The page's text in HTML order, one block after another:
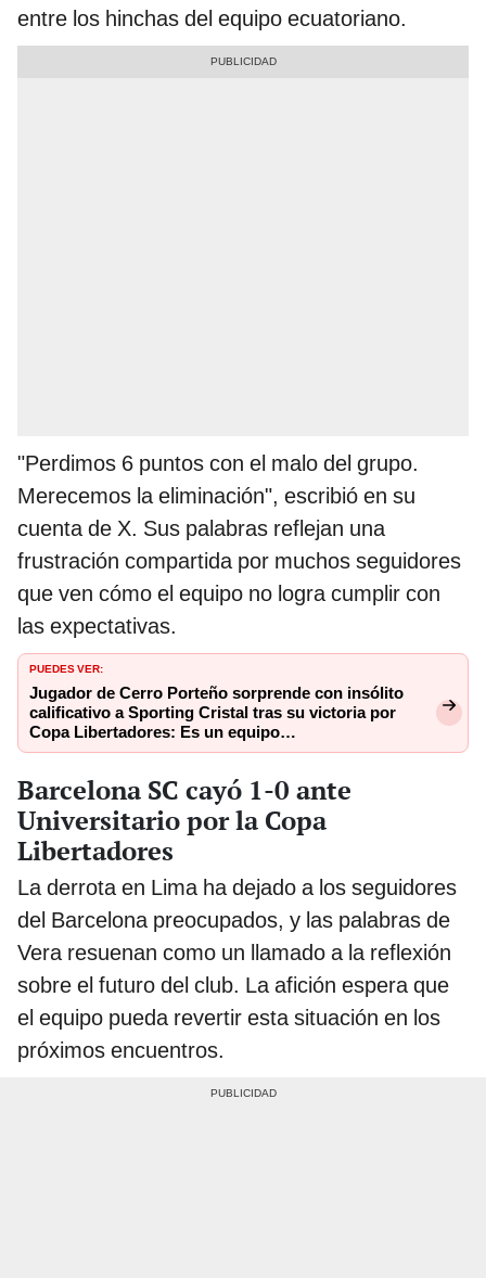
entre los hinchas del equipo ecuatoriano.
"Perdimos 6 puntos con el malo del grupo.
Merecemos la eliminación", escribió en su
cuenta de X. Sus palabras reflejan una
frustración compartida por muchos seguidores
que ven cómo el equipo no logra cumplir con
las expectativas.
PUEDES VER:
Jugador de Cerro Porteño sorprende con insólito
calificativo a Sporting Cristal tras su victoria por
Copa Libertadores: Es un equipo…
Barcelona SC cayó 1-0 ante
Universitario por la Copa
Libertadores
La derrota en Lima ha dejado a los seguidores
del Barcelona preocupados, y las palabras de
Vera resuenan como un llamado a la reflexión
sobre el futuro del club. La afición espera que
el equipo pueda revertir esta situación en los
próximos encuentros.